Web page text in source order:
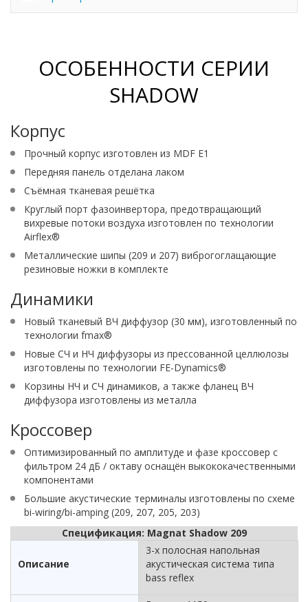
ОСОБЕННОСТИ СЕРИИ
SHADOW
Корпус
Прочный корпус изготовлен из MDF E1
Передняя панель отделана лаком
Съёмная тканевая решётка
Круглый порт фазоинвертора, предотвращающий
вихревые потоки воздуха изготовлен по технологии
Airflex®
Металлические шипы (209 и 207) виброгоглащающие
резиновые ножки в комплекте
Динамики
Новый тканевый ВЧ диффузор (30 мм), изготовленный по
технологии fmax®
Новые СЧ и НЧ диффузоры из прессованной целлюлозы
изготовлены по технологии FE-Dynamics®
Корзины НЧ и СЧ динамиков, а также фланец ВЧ
диффузора изготовлены из металла
Кроссовер
Оптимизированный по амплитуде и фазе кроссовер с
фильтром 24 дБ / октаву оснащён выкококачественными
компонентами
Большие акустические терминалы изготовлены по схеме
bi-wiring/bi-amping (209, 207, 205, 203)
Спецификация: Magnat Shadow 209
Описание
3-х полосная напольная
акустическая система типа
bass reflex